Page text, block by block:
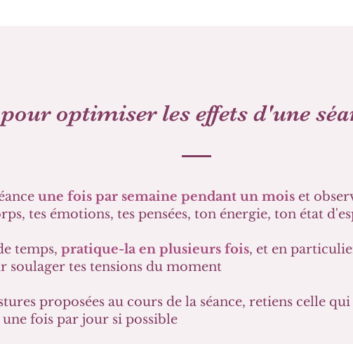
sur vous comme un soin. Je
optimiser les effets d'une
une fois par semaine pendant un mois et
tes émotions, tes pensées, ton énergie, ton état
temps, pratique-la en plusieurs fois, et en
soulager tes tensions du moment
proposées au cours de la séance, retiens celle
fois par jour si possible